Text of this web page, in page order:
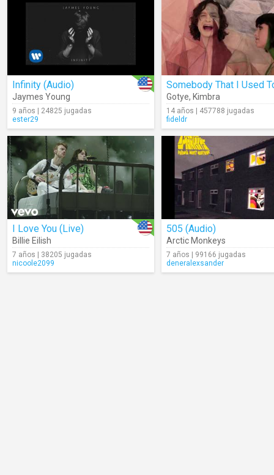
Infinity (Audio)
Jaymes Young
9 años | 24825 jugadas
ester29
Gotye, Kimbra
14 años | 457788 jugadas
fideldr
I Love You (Live)
Billie Eilish
7 años | 38205 jugadas
nicoole2099
505 (Audio)
Arctic Monkeys
7 años | 99166 jugadas
deneralexsander